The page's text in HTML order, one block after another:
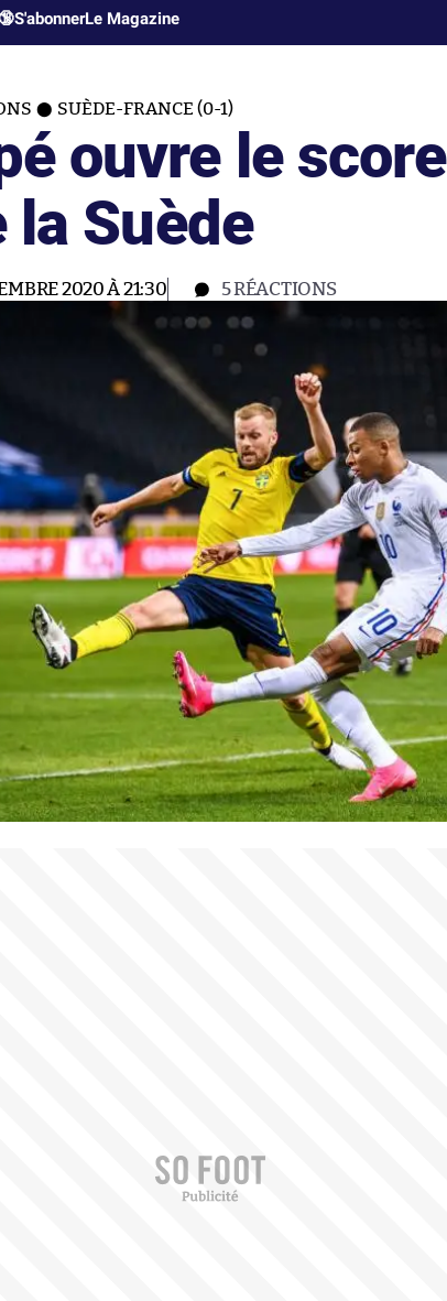
S'abonnerLe Magazine
SUÈDE-FRANCE (0-1)
ouvre le score
Suède
2020 À 21:30 5RÉACTIONS